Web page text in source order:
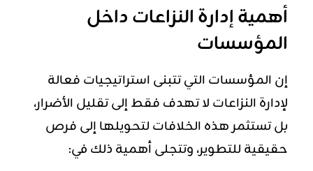
أهمية إدارة النزاعات داخل
المؤسسات
إن المؤسسات التي تتبنى استراتيجيات فعالة
لإدارة النزاعات لا تهدف فقط إلى تقليل الأضرار،
بل تستثمر هذه الخلافات لتحويلها إلى فرص
حقيقية للتطوير، وتتجلى أهمية ذلك في: